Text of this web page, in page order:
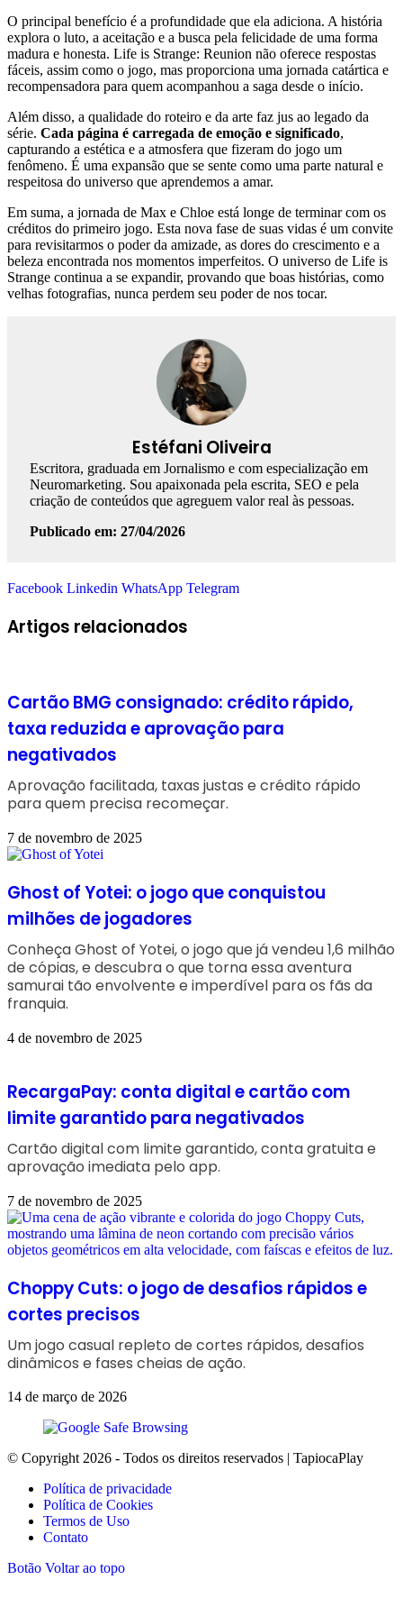
O principal benefício é a profundidade que ela adiciona. A história
explora o luto, a aceitação e a busca pela felicidade de uma forma
madura e honesta. Life is Strange: Reunion não oferece respostas
fáceis, assim como o jogo, mas proporciona uma jornada catártica e
recompensadora para quem acompanhou a saga desde o início.
Além disso, a qualidade do roteiro e da arte faz jus ao legado da
série. Cada página é carregada de emoção e significado,
capturando a estética e a atmosfera que fizeram do jogo um
fenômeno. É uma expansão que se sente como uma parte natural e
respeitosa do universo que aprendemos a amar.
Em suma, a jornada de Max e Chloe está longe de terminar com os
créditos do primeiro jogo. Esta nova fase de suas vidas é um convite
para revisitarmos o poder da amizade, as dores do crescimento e a
beleza encontrada nos momentos imperfeitos. O universo de Life is
Strange continua a se expandir, provando que boas histórias, como
velhas fotografias, nunca perdem seu poder de nos tocar.
Estéfani Oliveira
Escritora, graduada em Jornalismo e com especialização em
Neuromarketing. Sou apaixonada pela escrita, SEO e pela
criação de conteúdos que agreguem valor real às pessoas.
Publicado em: 27/04/2026
Facebook Linkedin WhatsApp Telegram
Artigos relacionados
Cartão BMG consignado: crédito rápido,
taxa reduzida e aprovação para
negativados
Aprovação facilitada, taxas justas e crédito rápido
para quem precisa recomeçar.
7 de novembro de 2025
Ghost of Yotei: o jogo que conquistou
milhões de jogadores
Conheça Ghost of Yotei, o jogo que já vendeu 1,6 milhão
de cópias, e descubra o que torna essa aventura
samurai tão envolvente e imperdível para os fãs da
franquia.
4 de novembro de 2025
RecargaPay: conta digital e cartão com
limite garantido para negativados
Cartão digital com limite garantido, conta gratuita e
aprovação imediata pelo app.
7 de novembro de 2025
Choppy Cuts: o jogo de desafios rápidos e
cortes precisos
Um jogo casual repleto de cortes rápidos, desafios
dinâmicos e fases cheias de ação.
14 de março de 2026
© Copyright 2026 - Todos os direitos reservados | TapiocaPlay
Política de privacidade
Política de Cookies
Termos de Uso
Contato
Botão Voltar ao topo